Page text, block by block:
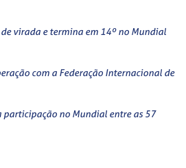
virada e termina em 14º no Mundial
com a Federação Internacional de
participação no Mundial entre as 57